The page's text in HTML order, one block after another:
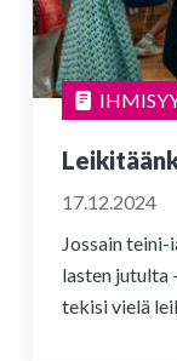
17.12.2024
Jossain
lasten jutulta
tekisi vielä